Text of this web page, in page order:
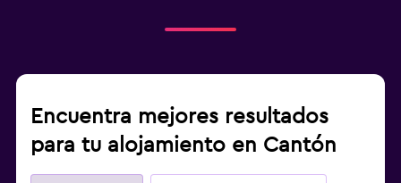
Encuentra mejores resultados
para tu alojamiento en Cantón